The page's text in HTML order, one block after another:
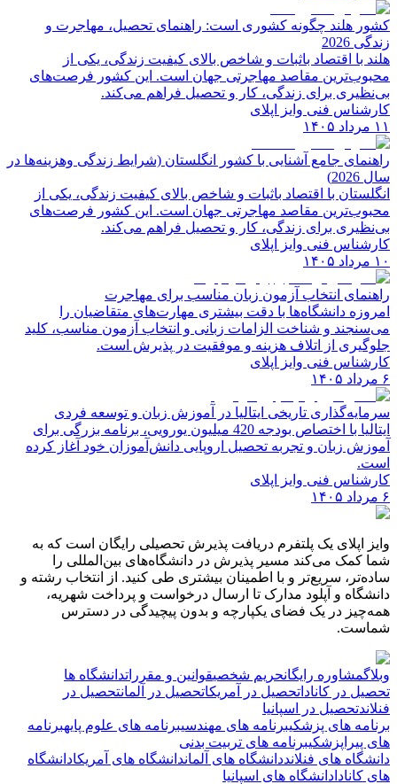
کشور هلند چگونه کشوری است: راهنمای تحصیل، مهاجرت و
زندگی 2026
هلند با اقتصاد باثبات و شاخص‌ بالای کیفیت زندگی، یکی از
محبوب‌ترین مقاصد مهاجرتی جهان است. این کشور فرصت‌های
بی‌نظیری برای زندگی، کار و تحصیل فراهم می‌کند.
کارشناس فنی وایز اپلای
۱۱ مرداد ۱۴۰۵
راهنمای جامع آشنایی با کشور انگلستان (شرایط زندگی وهزینه‌ها در
سال 2026)
انگلستان با اقتصاد باثبات و شاخص‌ بالای کیفیت زندگی، یکی از
محبوب‌ترین مقاصد مهاجرتی جهان است. این کشور فرصت‌های
بی‌نظیری برای زندگی، کار و تحصیل فراهم می‌کند.
کارشناس فنی وایز اپلای
۱۰ مرداد ۱۴۰۵
راهنمای انتخاب آزمون زبان مناسب برای مهاجرت
امروزه دانشگاه‌ها با دقت بیشتری مهارت‌های متقاضیان را
می‌سنجند و شناخت الزامات زبانی و انتخاب آزمون مناسب، کلید
جلوگیری از اتلاف هزینه و موفقیت در پذیرش است.
کارشناس فنی وایز اپلای
۶ مرداد ۱۴۰۵
سرمایه‌گذاری تاریخی ایتالیا در آموزش زبان و توسعه فردی
ایتالیا با اختصاص بودجه 420 میلیون یورویی، برنامه بزرگی برای
آموزش زبان و تجربه تحصیل اروپایی دانش‌آموزان خود آغاز کرده
است.
کارشناس فنی وایز اپلای
۶ مرداد ۱۴۰۵
وایز اپلای یک پلتفرم دریافت پذیرش تحصیلی رایگان است که به
شما کمک می‌کند مسیر پذیرش در دانشگاه‌های بین‌المللی را
ساده‌تر، سریع‌تر و با اطمینان بیشتری طی کنید. از انتخاب رشته و
دانشگاه و آپلود مدارک تا ارسال درخواست و پرداخت شهریه،
همه‌چیز در یک فضای یکپارچه و بدون پیچیدگی در دسترس
شماست.
وبلاگمشاوره رایگانحریم شخصیقوانین و مقرراتدانشگاه ها
تحصیل در کانادا تحصیل در آمریکاتحصیل در آلمانتحصیل در
فنلاندتحصیل در اسپانیا
برنامه های پزشکیبرنامه های مهندسیبرنامه های علوم پایهبرنامه
های پیراپزشکیبرنامه های تربیت بدنی
دانشگاه های فنلانددانشگاه های آلماندانشگاه های آمریکادانشگاه
های کانادا دانشگاه های اسپانیا